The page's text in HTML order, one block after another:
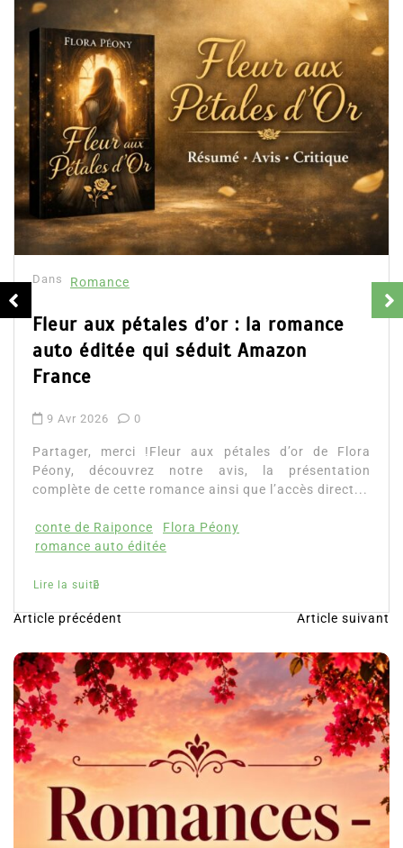
Dans Romance
Fleur aux pétales d’or : la romance
auto éditée qui séduit Amazon
France
9 Avr 2026 0
Partager, merci !Fleur aux pétales d’or de Flora
Péony, découvrez notre avis, la présentation
complète de cette romance ainsi que l’accès direct...
conte de Raiponce
Flora Péony
romance auto éditée
Lire la suite
N
a
v
i
g
a
t
Article précédent Article suivant